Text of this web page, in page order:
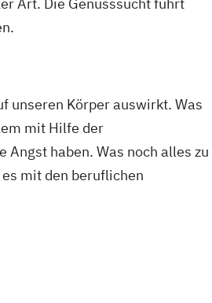
unseren Körper auswirkt. Was
mit Hilfe der
haben. Was noch alles zu
mit den beruflichen